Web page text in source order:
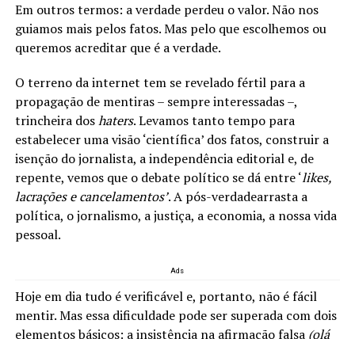
Em outros termos: a verdade perdeu o valor. Não nos
guiamos mais pelos fatos. Mas pelo que escolhemos ou
queremos acreditar que é a verdade.
O terreno da internet tem se revelado fértil para a
propagação de mentiras – sempre interessadas –,
trincheira doshaters. Levamos tanto tempo para
estabelecer uma visão ‘científica’ dos fatos, construir a
isenção do jornalista, a independência editorial e, de
repente, vemos que o debate político se dá entre ‘likes,
lacrações e cancelamentos’. A pós-verdadearrasta a
política, o jornalismo, a justiça, a economia, a nossa vida
pessoal.
Ads
Hoje em dia tudo é verificável e, portanto, não é fácil
mentir. Mas essa dificuldade pode ser superada com dois
elementos básicos: a insistência na afirmação falsa (olá